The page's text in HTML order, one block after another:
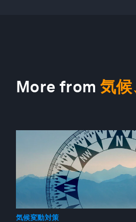
More from 気
気候変動対策